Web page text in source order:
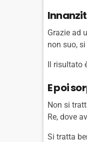
Grazie ad
non suo,
Il risultato
E poi
Non si
Re, dove
Si tratta